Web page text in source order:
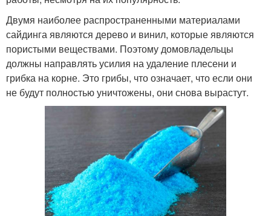
Двумя наиболее распространенными материалами
сайдинга являются дерево и винил, которые являются
пористыми веществами. Поэтому домовладельцы
должны направлять усилия на удаление плесени и
грибка на корне. Это грибы, что означает, что если они
не будут полностью уничтожены, они снова вырастут.